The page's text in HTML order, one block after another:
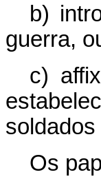
b)
guerra,
c)
Os